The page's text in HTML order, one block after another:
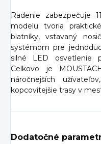
Radenie zabezpečuje
modelu tvoria
blatníky, vstavaný
systémom pre
silné LED osvetlenie
Celkovo je
náročnejších
kopcovitejšie trasy v
Dodatočné